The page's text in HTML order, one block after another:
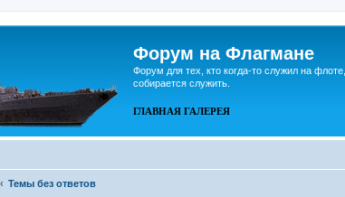
Форум на Флагмане
Форум для тех, кто когда-то служил на
собирается служить.
ГЛАВНАЯ ГАЛЕРЕЯ
Темы без ответов